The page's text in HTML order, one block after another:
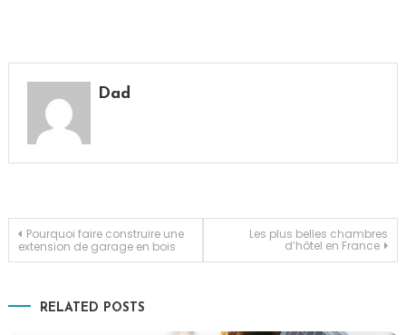
Dad
Navigation
l’article
Pourquoi faire construire une
extension de garage en bois
Les plus belles chambres
d’hôtel en France
RELATED POSTS